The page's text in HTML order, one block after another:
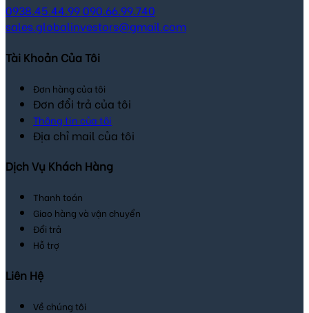
0938.45.44.99090.66.99.740
sales.globalinvestors@gmail.com
Tài Khoản Của Tôi
Đơn hàng của tôi
Đơn đổi trả của tôi
Thông tin của tôi
Địa chỉ mail của tôi
Dịch Vụ Khách Hàng
Thanh toán
Giao hàng và vận chuyển
Đổi trả
Hỗ trợ
Liên Hệ
Về chúng tôi